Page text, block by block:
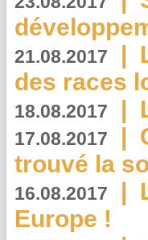
21.08.2017 |
des races
18.08.2017 |
17.08.2017 |
trouvé la
16.08.2017 |
Europe !